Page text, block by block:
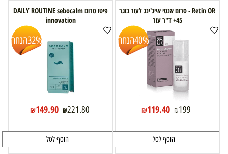
Retin OR - סרום אנטי אייג'ינג לעור בוגר
45+ ד"ר עור
40%הנחה
₪199
₪119.40
הוסף לסל
פיטו סרום DAILY ROUTINE sebocalm
innovation
32%הנחה
₪221.80
₪149.90
הוסף לסל